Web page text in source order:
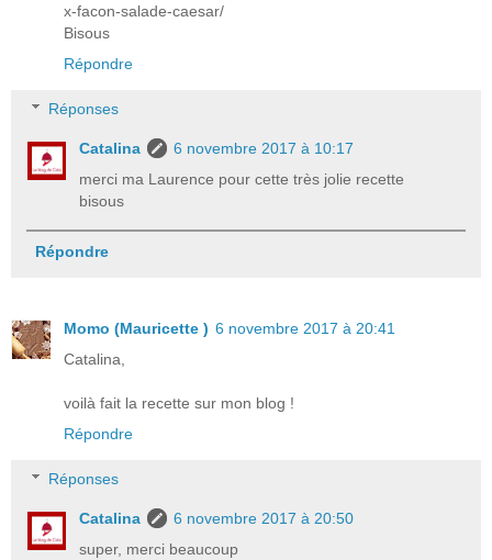
x-facon-salade-caesar/
Bisous
Répondre
Réponses
Catalina
6 novembre 2017 à 10:17
merci ma Laurence pour cette très jolie recette
bisous
Répondre
Momo (Mauricette ) 6 novembre 2017 à 20:41
Catalina,
voilà fait la recette sur mon blog !
Répondre
Réponses
Catalina
6 novembre 2017 à 20:50
super, merci beaucoup